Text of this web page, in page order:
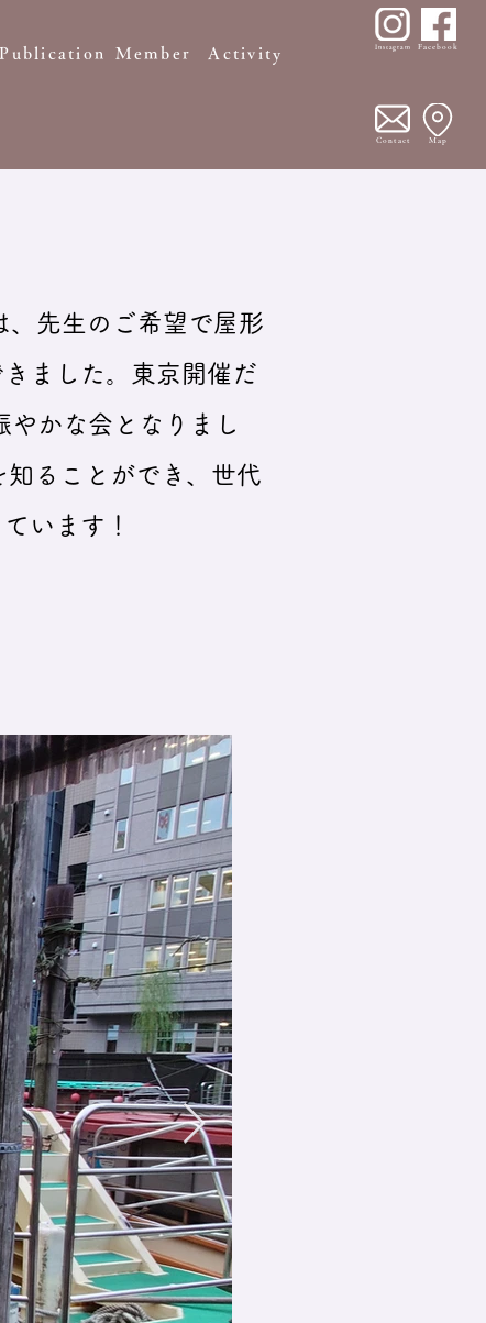
Publication Member Activity Instagram Facebook
Contact Map
先生のご希望で屋形
ました。東京開催だ
かな会となりまし
ることができ、世代
います！